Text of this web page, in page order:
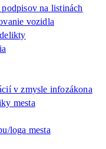
na listinách
vozidla
v zmysle infozákona
mesta
loga mesta